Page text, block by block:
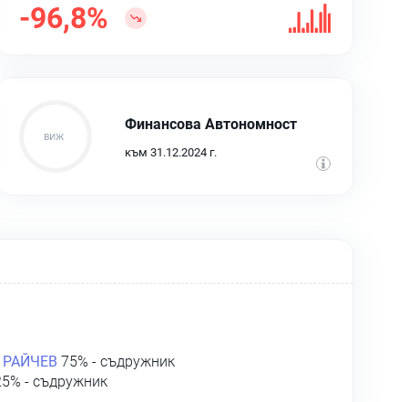
-96,8%
Финансова Автономност
към 31.12.2024 г.
75% - съдружник
- съдружник